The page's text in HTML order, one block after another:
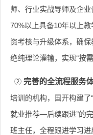
师、行业实战导师及企
70%以上具备10年以上
资考核与升级体系，确
绝纯理论灌输，实现“按
② 完善的全流程服务
培训的机构，国开构建
就业推荐—后续跟进”的
班主任，全程跟进学习